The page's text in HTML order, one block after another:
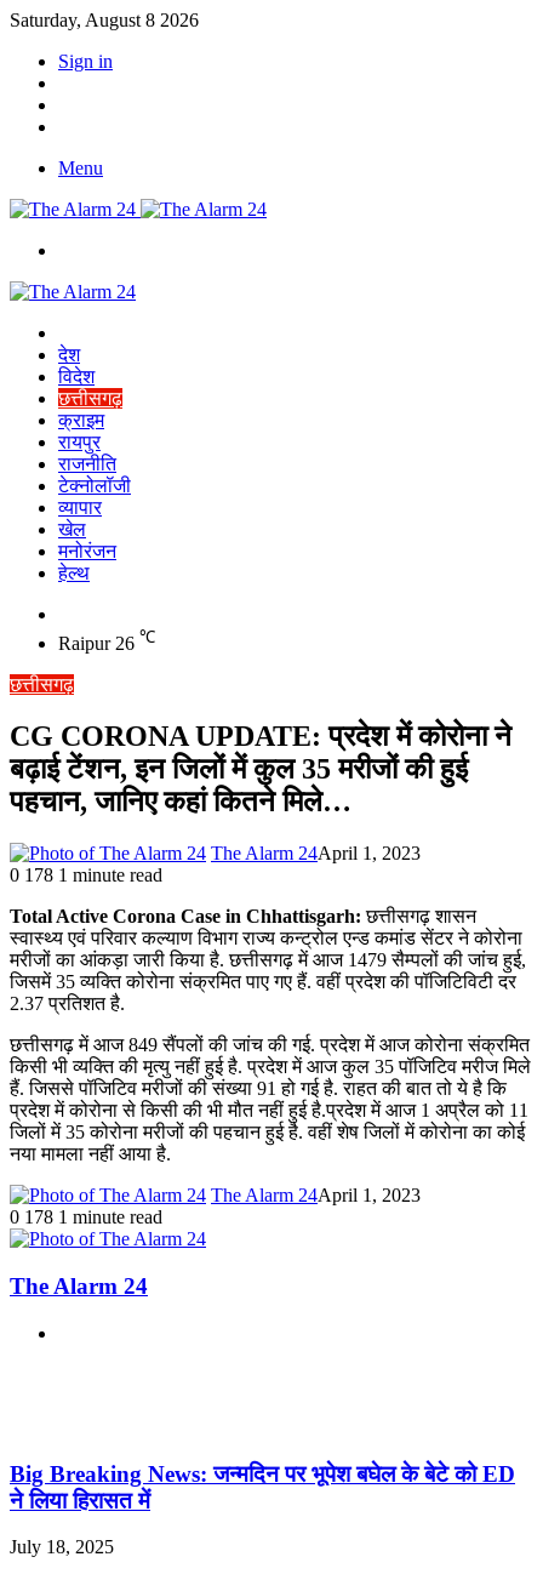
Saturday, August 8 2026
Sign in
Menu
देश
विदेश
छत्तीसगढ़
क्राइम
रायपुर
राजनीति
टेक्नोलॉजी
व्यापार
खेल
मनोरंजन
हेल्थ
skin
Raipur 26 ℃
छत्तीसगढ़
CG CORONA UPDATE: प्रदेश में कोरोना ने
बढ़ाई टेंशन, इन जिलों में कुल 35 मरीजों की हुई
पहचान, जानिए कहां कितने मिले…
The Alarm 24April 1, 2023
0 178 1 minute read
Total Active Corona Case in Chhattisgarh: छत्तीसगढ़ शासन
स्वास्थ्य एवं परिवार कल्याण विभाग राज्य कन्ट्रोल एन्ड कमांड सेंटर ने कोरोना
मरीजों का आंकड़ा जारी किया है. छत्तीसगढ़ में आज 1479 सैम्पलों की जांच हुई,
जिसमें 35 व्यक्ति कोरोना संक्रमित पाए गए हैं. वहीं प्रदेश की पॉजिटिविटी दर
2.37 प्रतिशत है.
छत्तीसगढ़ में आज 849 सैंपलों की जांच की गई. प्रदेश में आज कोरोना संक्रमित
किसी भी व्यक्ति की मृत्यु नहीं हुई है. प्रदेश में आज कुल 35 पॉजिटिव मरीज मिले
हैं. जिससे पॉजिटिव मरीजों की संख्या 91 हो गई है. राहत की बात तो ये है कि
प्रदेश में कोरोना से किसी की भी मौत नहीं हुई है.प्रदेश में आज 1 अप्रैल को 11
जिलों में 35 कोरोना मरीजों की पहचान हुई है. वहीं शेष जिलों में कोरोना का कोई
नया मामला नहीं आया है.
The Alarm 24April 1, 2023
0 178 1 minute read
The Alarm 24
Big Breaking News: जन्मदिन पर भूपेश बघेल के बेटे को ED
ने लिया हिरासत में
July 18, 2025